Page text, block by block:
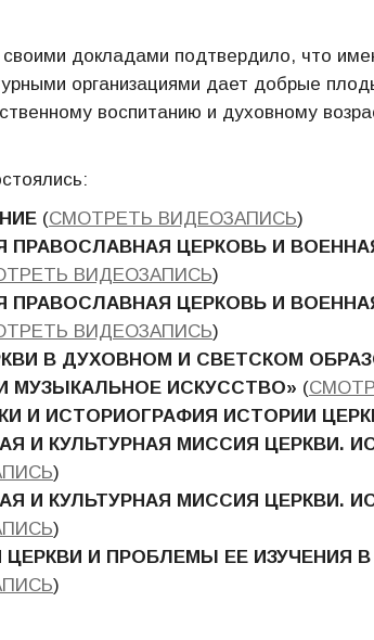
докладами подтвердило, что
организациями дает добрые
воспитанию и духовному
(СМОТРЕТЬ ВИДЕОЗАПИСЬ)
ПРАВОСЛАВНАЯ ЦЕРКОВЬ И
ВИДЕОЗАПИСЬ)
ПРАВОСЛАВНАЯ ЦЕРКОВЬ И
ВИДЕОЗАПИСЬ)
В ДУХОВНОМ И СВЕТСКОМ
МУЗЫКАЛЬНОЕ ИСКУССТВО» (
И ИСТОРИОГРАФИЯ ИСТОРИИ
И КУЛЬТУРНАЯ МИССИЯ ЦЕРКВИ.
)
И КУЛЬТУРНАЯ МИССИЯ ЦЕРКВИ.
)
ЦЕРКВИ И ПРОБЛЕМЫ ЕЕ ИЗУЧЕНИЯ
)